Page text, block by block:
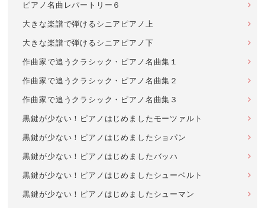
ピアノ名曲レパートリー６
大きな楽譜で弾けるシニアピアノ上
大きな楽譜で弾けるシニアピアノ下
作曲家で追うクラシック・ピアノ名曲集１
作曲家で追うクラシック・ピアノ名曲集２
作曲家で追うクラシック・ピアノ名曲集３
黒鍵が少ない！ピアノはじめましたモーツァルト
黒鍵が少ない！ピアノはじめましたショパン
黒鍵が少ない！ピアノはじめましたバッハ
黒鍵が少ない！ピアノはじめましたシューベルト
黒鍵が少ない！ピアノはじめましたシューマン